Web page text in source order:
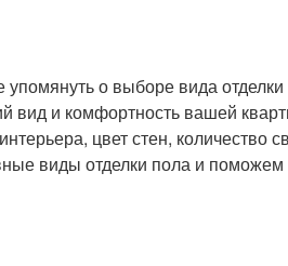
упомянуть о выборе вида
вид и комфортность вашей
цвет стен, количество
виды отделки пола и